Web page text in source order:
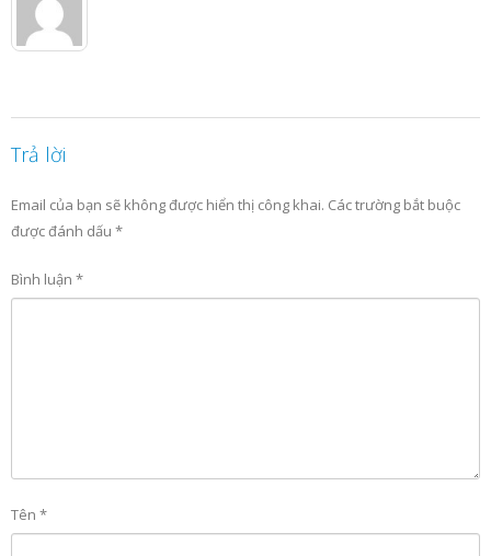
Trả lời
Email của bạn sẽ không được hiển thị công khai. Các trường bắt buộc
được đánh dấu *
Bình luận *
Tên *